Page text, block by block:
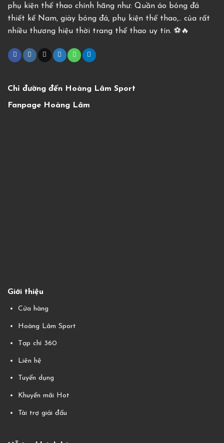
phụ kiện thể thao chính hãng như: Quần áo bóng đá
thiết kế Nam, giày bóng đá, phụ kiện thể thao,.. của rất
nhiều thương hiệu thời trang thể thao uy tín. ⚽️🔥
Giới thiệu
Cửa hàng
Hoàng Lâm Sport
Tạp chí 360
Liên hệ
Tuyển dụng
Khuyến mãi Hot
Tài trợ giải đấu
Chỉ đường đến Hoàng Lâm Sport
Fanpage Hoàng Lâm